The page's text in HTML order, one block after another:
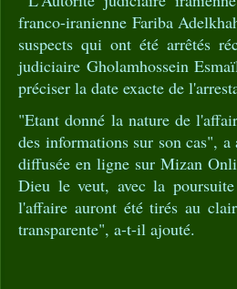
franco-iranienne Fariba
suspects qui ont été arrêtés
judiciaire Gholamhossein
préciser la date exacte de
"Etant donné la nature de
des informations sur son cas",
diffusée en ligne sur Mizan
Dieu le veut, avec la
l'affaire auront été tirés au
transparente", a-t-il ajouté.